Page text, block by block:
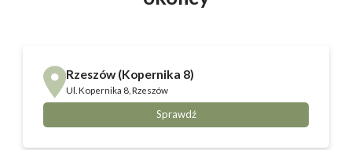
Rzeszów (Kopernika 8)
Ul. Kopernika 8, Rzeszów
Sprawdź